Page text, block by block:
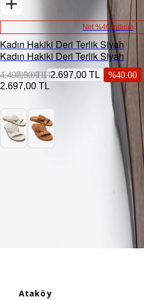
Net %40 İndirim
Kadın Hakiki Deri Terlik Siyah
Kadın Hakiki Deri Terlik Siyah
4.495,00 TL 2.697,00 TL %40.00
2.697,00 TL
4.495,00 TL
Ataköy